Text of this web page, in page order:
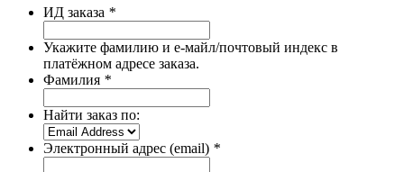
ИД заказа *
Укажите фамилию и е-майл/почтовый индекс в
платёжном адресе заказа.
Фамилия *
Найти заказ по:
Электронный адрес (email) *